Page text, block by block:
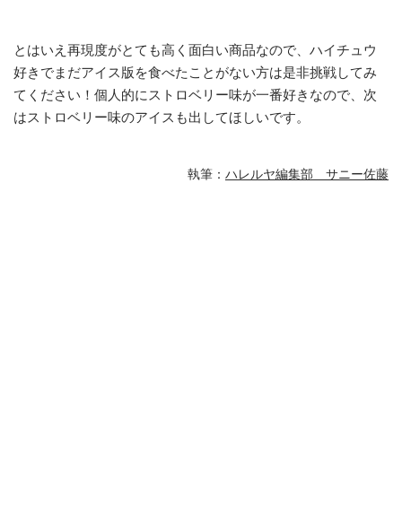
とはいえ再現度がとても高く面白い商品なので、ハイチュウ
好きでまだアイス版を食べたことがない方は是非挑戦してみ
てください！個人的にストロベリー味が一番好きなので、次
はストロベリー味のアイスも出してほしいです。
執筆： ハレルヤ編集部 サニー佐藤